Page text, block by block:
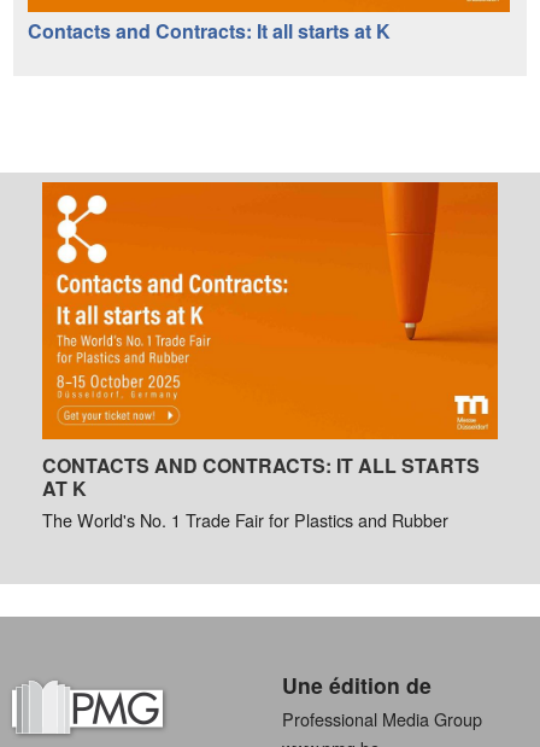
Contacts and Contracts: It all starts at K
CONTACTS AND CONTRACTS: IT ALL STARTS
AT K
The World's No. 1 Trade Fair for Plastics and Rubber
Une édition de
Professional Media Group